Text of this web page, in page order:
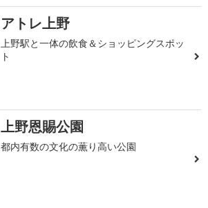
アトレ上野
上野駅と一体の飲食＆ショッピングスポッ
ト
上野恩賜公園
都内有数の文化の薫り高い公園